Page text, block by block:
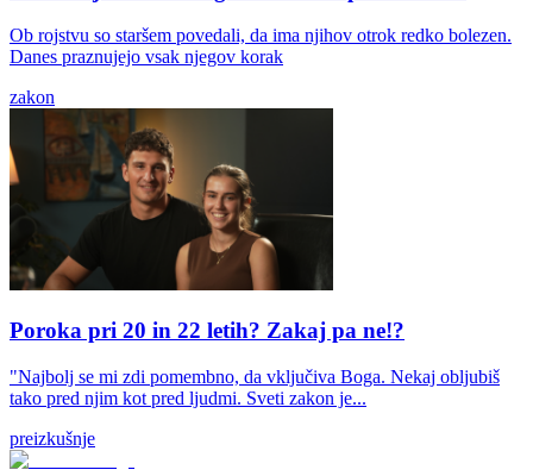
Ob rojstvu so staršem povedali, da ima njihov otrok redko bolezen.
Danes praznujejo vsak njegov korak
zakon
Poroka pri 20 in 22 letih? Zakaj pa ne!?
"Najbolj se mi zdi pomembno, da vključiva Boga. Nekaj obljubiš
tako pred njim kot pred ljudmi. Sveti zakon je...
preizkušnje